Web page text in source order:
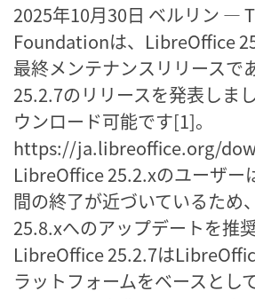
2025年10月30日 ベルリン ―
Foundationは、LibreOffice
最終メンテナンスリリースで
25.2.7のリリースを発表しま
ウンロード可能です[1]。
https://ja.libreoffice.org/
LibreOffice 25.2.xのユーザー
間の終了が近づいているため
25.8.xへのアップデートを推奨
LibreOffice 25.2.7は
ラットフォームをベースとし